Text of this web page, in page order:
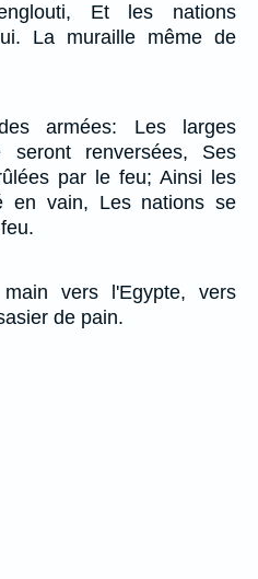
Et les nations
La muraille même de
armées: Les larges
seront renversées, Ses
par le feu; Ainsi les
en vain, Les nations se
vers l'Egypte, vers
de pain.